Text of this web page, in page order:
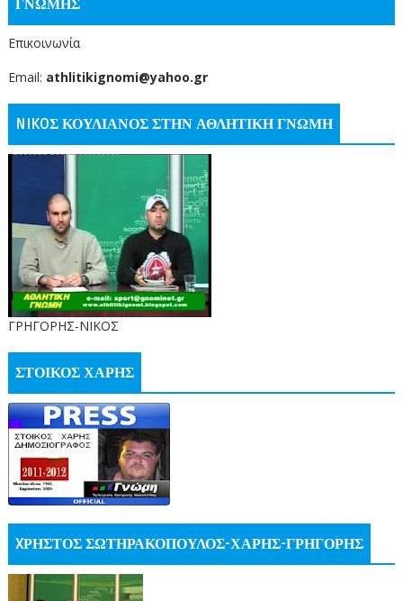
ΓΝΩΜΗΣ
Επικοινωνία
Email: athlitikignomi@yahoo.gr
NIKOΣ ΚΟΥΛΙΑΝΟΣ ΣΤΗΝ ΑΘΛΗΤΙΚΗ ΓΝΩΜΗ
ΓΡΗΓΟΡΗΣ-ΝΙΚΟΣ
ΣΤΟΙΚΟΣ ΧΑΡΗΣ
XΡΗΣΤΟΣ ΣΩΤΗΡΑΚΟΠΟΥΛΟΣ-ΧΑΡΗΣ-ΓΡΗΓΟΡΗΣ